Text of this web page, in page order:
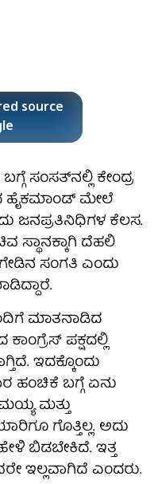
source
ಸಂಸತ್‌ನಲ್ಲಿ ಕೇಂದ್ರ
ಹೈಕಮಾಂಡ್ ಮೇಲೆ
ಜನಪ್ರತಿನಿಧಿಗಳ ಕೆಲಸ.
ಸ್ಥಾನಕ್ಕಾಗಿ ದೆಹಲಿ
ಸಂಗತಿ ಎಂದು
ಮಾತನಾಡಿದ
ಪಕ್ಷದಲ್ಲಿ
ಇದಕ್ಕೊಂದು
ಹಂಚಿಕೆ ಬಗ್ಗೆ ಏನು
ಮತ್ತು
ಗೊತ್ತಿಲ್ಲ. ಅದು
ಬಿಡಬೇಕಿದೆ. ಇತ್ತ
ಇಲ್ಲವಾಗಿದೆ ಎಂದರು.